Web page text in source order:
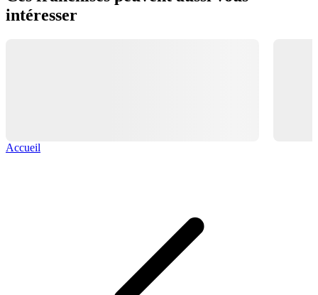
intéresser
Accueil